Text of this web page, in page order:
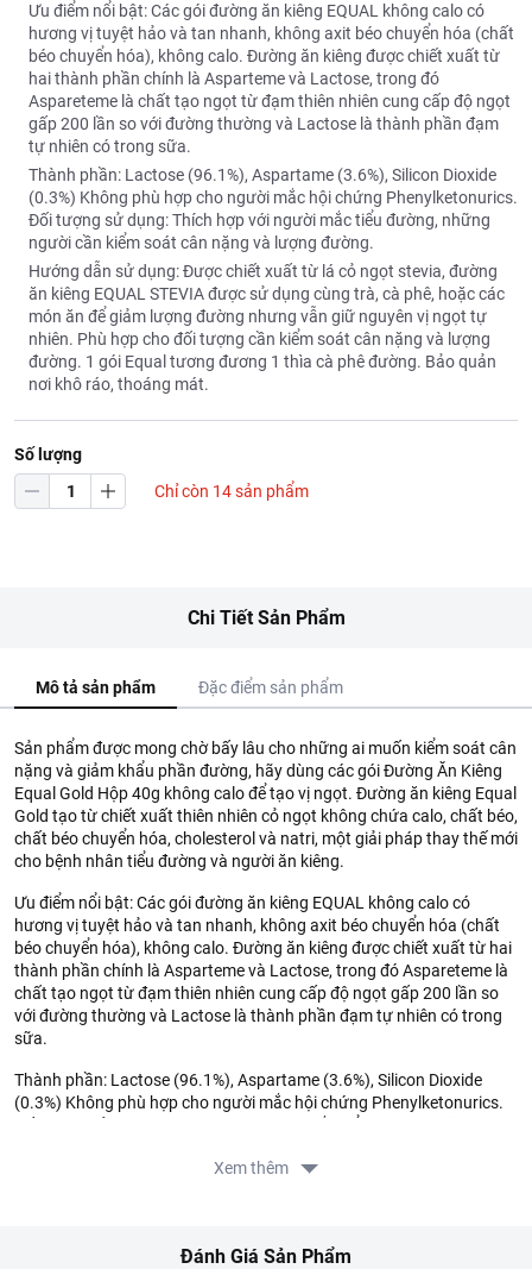
Ưu điểm nổi bật: Các gói đường ăn kiêng EQUAL không calo có
hương vị tuyệt hảo và tan nhanh, không axit béo chuyển hóa (chất
béo chuyển hóa), không calo. Đường ăn kiêng được chiết xuất từ
hai thành phần chính là Asparteme và Lactose, trong đó
Aspareteme là chất tạo ngọt từ đạm thiên nhiên cung cấp độ ngọt
gấp 200 lần so với đường thường và Lactose là thành phần đạm
tự nhiên có trong sữa.
Thành phần: Lactose (96.1%), Aspartame (3.6%), Silicon Dioxide
(0.3%) Không phù hợp cho người mắc hội chứng Phenylketonurics.
Đối tượng sử dụng: Thích hợp với người mắc tiểu đường, những
người cần kiểm soát cân nặng và lượng đường.
Hướng dẫn sử dụng: Được chiết xuất từ lá cỏ ngọt stevia, đường
ăn kiêng EQUAL STEVIA được sử dụng cùng trà, cà phê, hoặc các
món ăn để giảm lượng đường nhưng vẫn giữ nguyên vị ngọt tự
nhiên. Phù hợp cho đối tượng cần kiểm soát cân nặng và lượng
đường. 1 gói Equal tương đương 1 thìa cà phê đường. Bảo quản
nơi khô ráo, thoáng mát.
Số lượng
Chỉ còn 14 sản phẩm
Chi Tiết Sản Phẩm
Mô tả sản phẩm Đặc điểm sản phẩm
Sản phẩm được mong chờ bấy lâu cho những ai muốn kiểm soát cân
nặng và giảm khẩu phần đường, hãy dùng các gói Đường Ăn Kiêng
Equal Gold Hộp 40g không calo để tạo vị ngọt. Đường ăn kiêng Equal
Gold tạo từ chiết xuất thiên nhiên cỏ ngọt không chứa calo, chất béo,
chất béo chuyển hóa, cholesterol và natri, một giải pháp thay thế mới
cho bệnh nhân tiểu đường và người ăn kiêng.
Ưu điểm nổi bật: Các gói đường ăn kiêng EQUAL không calo có
hương vị tuyệt hảo và tan nhanh, không axit béo chuyển hóa (chất
béo chuyển hóa), không calo. Đường ăn kiêng được chiết xuất từ hai
thành phần chính là Asparteme và Lactose, trong đó Aspareteme là
chất tạo ngọt từ đạm thiên nhiên cung cấp độ ngọt gấp 200 lần so
với đường thường và Lactose là thành phần đạm tự nhiên có trong
sữa.
Thành phần: Lactose (96.1%), Aspartame (3.6%), Silicon Dioxide
(0.3%) Không phù hợp cho người mắc hội chứng Phenylketonurics.
hợp cho đối tượng cần kiểm soát cân nặng và lượng đường. 1 gói
Xem thêm
Đánh Giá Sản Phẩm